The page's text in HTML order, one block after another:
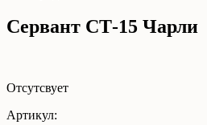
Сервант СТ-15 Чарли
Отсутсвует
Артикул: